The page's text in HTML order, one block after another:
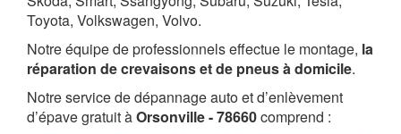
Toyota, Volkswagen, Volvo.
Notre équipe de professionnels effectue le montage, la
réparation de crevaisons et de pneus à domicile.
Notre service de dépannage auto et d’enlèvement
d’épave gratuit àOrsonville - 78660comprend :